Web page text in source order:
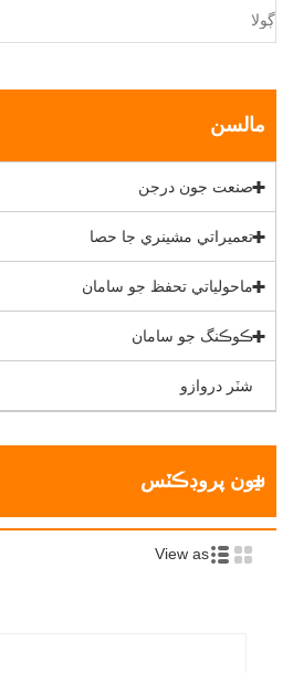
مالسن
صنعت جون درجن
تعميراتي مشينري جا حصا
ماحولياتي تحفظ جو سامان
ڪوڪنگ جو سامان
شٽر دروازو
نيون پروڊڪٽس
View as